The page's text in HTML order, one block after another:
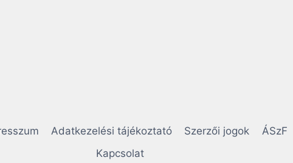
Adatkezelési tájékoztató Szerzői jogok ÁSzF
Kapcsolat